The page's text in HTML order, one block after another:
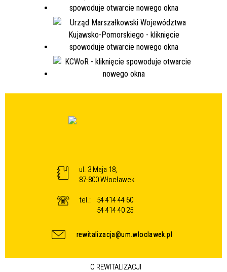
ul. 3 Maja 18,
87-800 Włocławek
tel.:
54 414 44 60
54 414 40 25
rewitalizacja@um.wloclawek.pl
O REWITALIZACJI